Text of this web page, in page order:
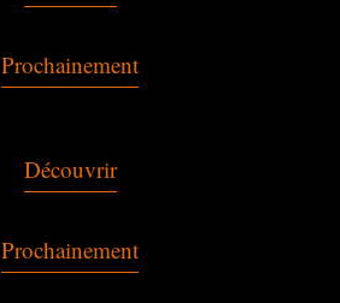
Prochainement
Découvrir
Prochainement